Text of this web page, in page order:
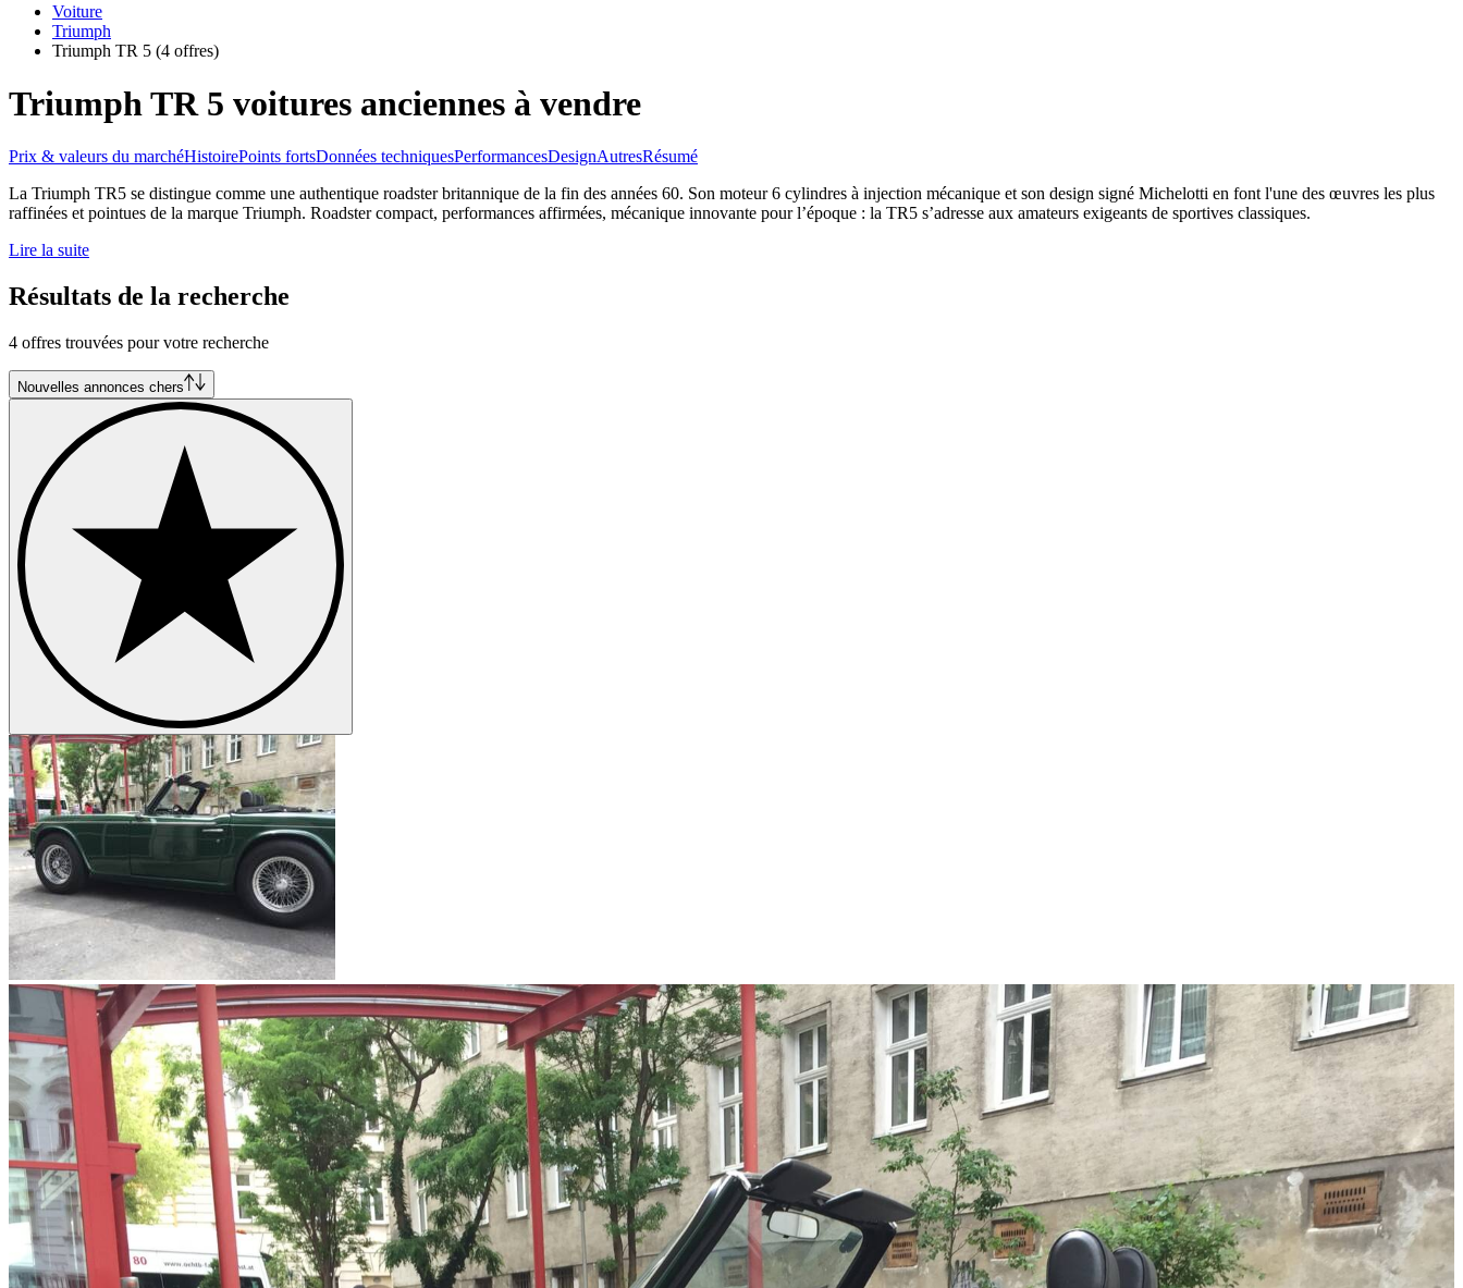
Voiture
Triumph
Triumph TR 5 (4 offres)
Triumph TR 5 voitures anciennes à vendre
Prix & valeurs du marchéHistoirePoints fortsDonnées techniquesPerformancesDesignAutresRésumé
La Triumph TR5 se distingue comme une authentique roadster britannique de la fin des années 60. Son moteur 6 cylindres à injection mécanique et son design signé Michelotti en font l'une des œuvres les plus
raffinées et pointues de la marque Triumph. Roadster compact, performances affirmées, mécanique innovante pour l’époque : la TR5 s’adresse aux amateurs exigeants de sportives classiques.
Lire la suite
Résultats de la recherche
4 offres trouvées pour votre recherche
Nouvelles annonces chers